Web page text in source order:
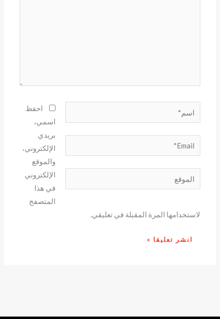
اسم*
Email*
الموقع
احفظ
اسمي،
بريدي
الإلكتروني،
والموقع
الإلكتروني
في هذا
المتصفح
لاستخدامها المرة المقبلة في تعليقي.